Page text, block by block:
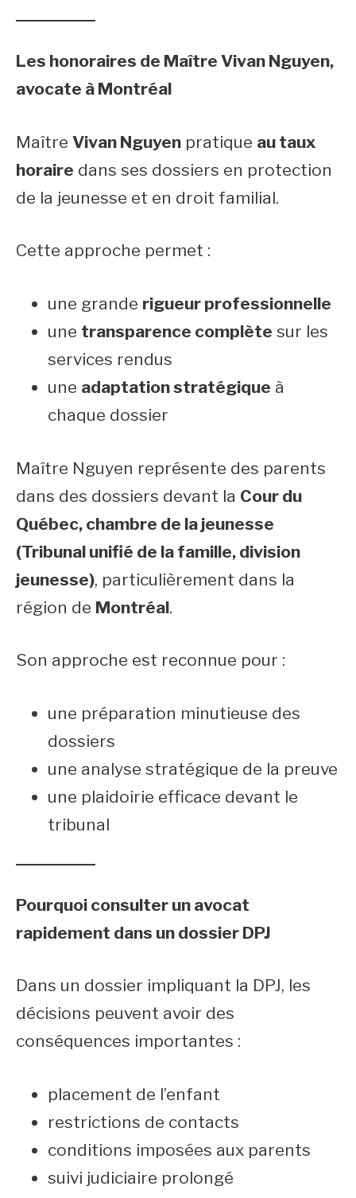
Les honoraires de Maître Vivan Nguyen,
avocate à Montréal
Maître Vivan Nguyen pratique au taux
horaire dans ses dossiers en protection
de la jeunesse et en droit familial.
Cette approche permet :
une grande rigueur professionnelle
une transparence complète sur les
services rendus
une adaptation stratégique à
chaque dossier
Maître Nguyen représente des parents
dans des dossiers devant la Cour du
Québec, chambre de la jeunesse
(Tribunal unifié de la famille, division
jeunesse), particulièrement dans la
région de Montréal.
Son approche est reconnue pour :
une préparation minutieuse des
dossiers
une analyse stratégique de la preuve
une plaidoirie efficace devant le
tribunal
Pourquoi consulter un avocat
rapidement dans un dossier DPJ
Dans un dossier impliquant la DPJ, les
décisions peuvent avoir des
conséquences importantes :
placement de l’enfant
restrictions de contacts
conditions imposées aux parents
suivi judiciaire prolongé